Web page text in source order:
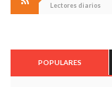
Lectores diarios
POPULARES